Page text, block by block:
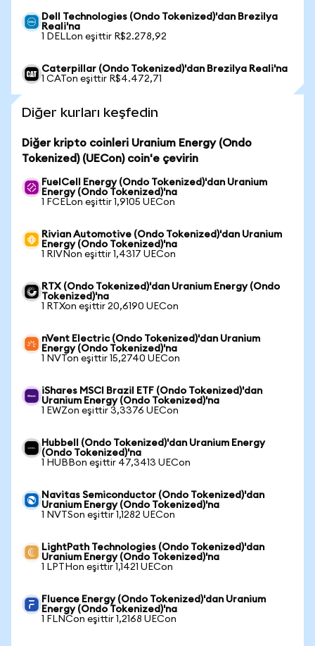
Dell Technologies (Ondo Tokenized)'dan Brezilya
Reali'na
1 DELLon eşittir R$2.278,92
Caterpillar (Ondo Tokenized)'dan Brezilya Reali'na
1 CATon eşittir R$4.472,71
Diğer kurları keşfedin
Diğer kripto coinleri Uranium Energy (Ondo
Tokenized) (UECon) coin'e çevirin
FuelCell Energy (Ondo Tokenized)'dan Uranium
Energy (Ondo Tokenized)'na
1 FCELon eşittir 1,9105 UECon
Rivian Automotive (Ondo Tokenized)'dan Uranium
Energy (Ondo Tokenized)'na
1 RIVNon eşittir 1,4317 UECon
RTX (Ondo Tokenized)'dan Uranium Energy (Ondo
Tokenized)'na
1 RTXon eşittir 20,6190 UECon
nVent Electric (Ondo Tokenized)'dan Uranium
Energy (Ondo Tokenized)'na
1 NVTon eşittir 15,2740 UECon
iShares MSCI Brazil ETF (Ondo Tokenized)'dan
Uranium Energy (Ondo Tokenized)'na
1 EWZon eşittir 3,3376 UECon
Hubbell (Ondo Tokenized)'dan Uranium Energy
(Ondo Tokenized)'na
1 HUBBon eşittir 47,3413 UECon
Navitas Semiconductor (Ondo Tokenized)'dan
Uranium Energy (Ondo Tokenized)'na
1 NVTSon eşittir 1,1282 UECon
LightPath Technologies (Ondo Tokenized)'dan
Uranium Energy (Ondo Tokenized)'na
1 LPTHon eşittir 1,1421 UECon
Fluence Energy (Ondo Tokenized)'dan Uranium
Energy (Ondo Tokenized)'na
1 FLNCon eşittir 1,2168 UECon